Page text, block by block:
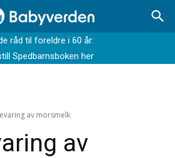
råd til foreldre i 60 år:
Spedbarnsboken her
av morsmelk
av